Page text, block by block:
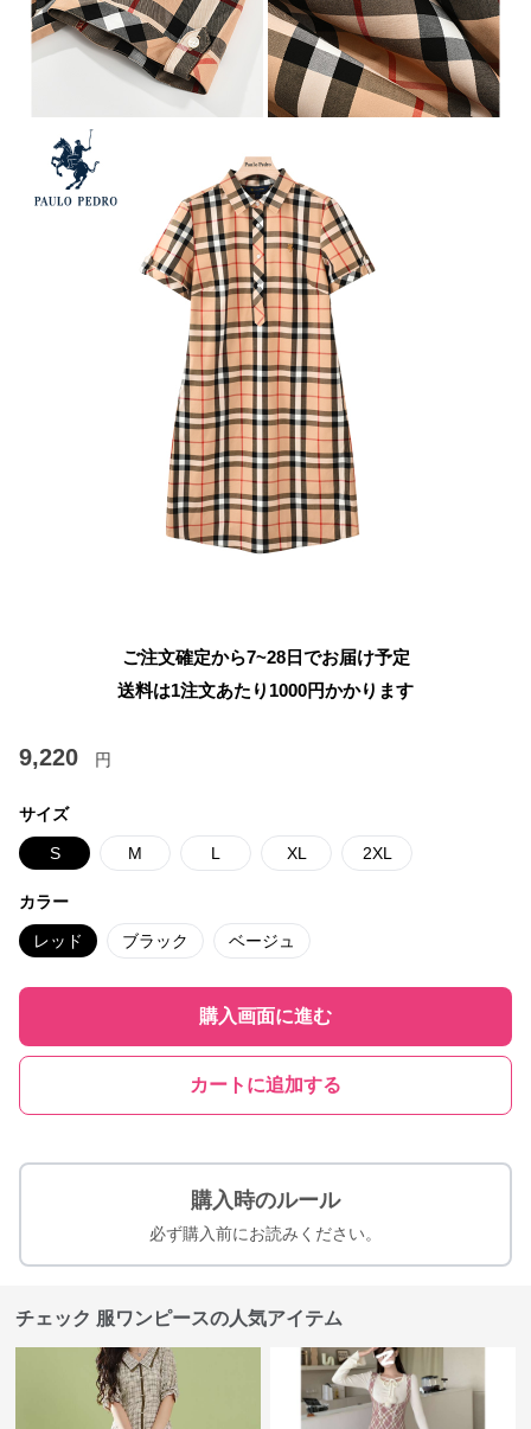
ご注文確定から7~28日でお届け予定
送料は1注文あたり 1000円かかります
9,220 円
サイズ
S M L XL 2XL
カラー
レッド ブラック ベージュ
購入画面に進む
カートに追加する
購入時のルール
必ず購入前にお読みください。
チェック 服ワンピースの人気アイテム